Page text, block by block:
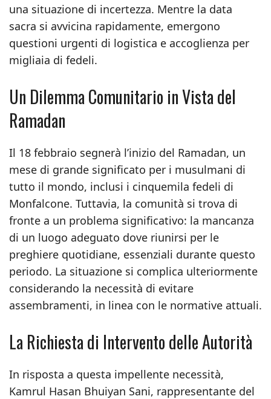
una situazione di incertezza. Mentre la data
sacra si avvicina rapidamente, emergono
questioni urgenti di logistica e accoglienza per
migliaia di fedeli.
Un Dilemma Comunitario in Vista del
Ramadan
Il 18 febbraio segnerà l’inizio del Ramadan, un
mese di grande significato per i musulmani di
tutto il mondo, inclusi i cinquemila fedeli di
Monfalcone. Tuttavia, la comunità si trova di
fronte a un problema significativo: la mancanza
di un luogo adeguato dove riunirsi per le
preghiere quotidiane, essenziali durante questo
periodo. La situazione si complica ulteriormente
considerando la necessità di evitare
assembramenti, in linea con le normative attuali.
La Richiesta di Intervento delle Autorità
In risposta a questa impellente necessità,
Kamrul Hasan Bhuiyan Sani, rappresentante del